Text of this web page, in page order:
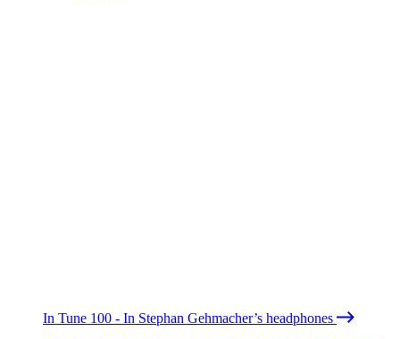
In Tune 100 - In Stephan Gehmacher’s headphones